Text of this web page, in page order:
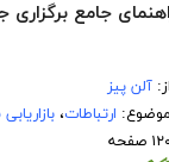
جامع
از:آلن پیز
موضوع: ارتباطات،
صفحه